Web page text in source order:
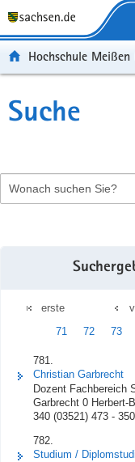
Portalübergreifende
Hochschule
Suche
erste
71
72 73
781.
Christian Garbrecht
Dozent Fachbereich
Garbrecht 0 Herbert-
340 (03521) 473 -
782.
Studium /